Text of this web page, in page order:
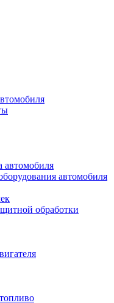
автомобиля
автомобиля
обработки